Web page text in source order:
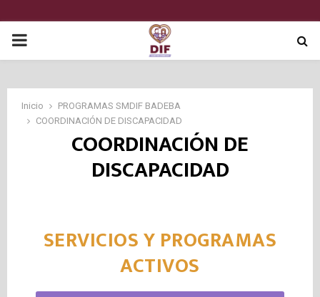
P
Inicio
PROGRAMAS SMDIF BADEBA
COORDINACIÓN DE DISCAPACIDAD
COORDINACIÓN DE
DISCAPACIDAD
SERVICIOS Y PROGRAMAS
ACTIVOS